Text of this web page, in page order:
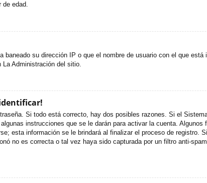
de edad.
baneado su dirección IP o que el nombre de usuario con el que
Administración del sitio.
Si todo está correcto, hay dos posibles razones. Si el
instrucciones que se le darán para activar la cuenta.
esta información se le brindará al finalizar el proceso de
no es correcta o tal vez haya sido capturada por un filtro anti-